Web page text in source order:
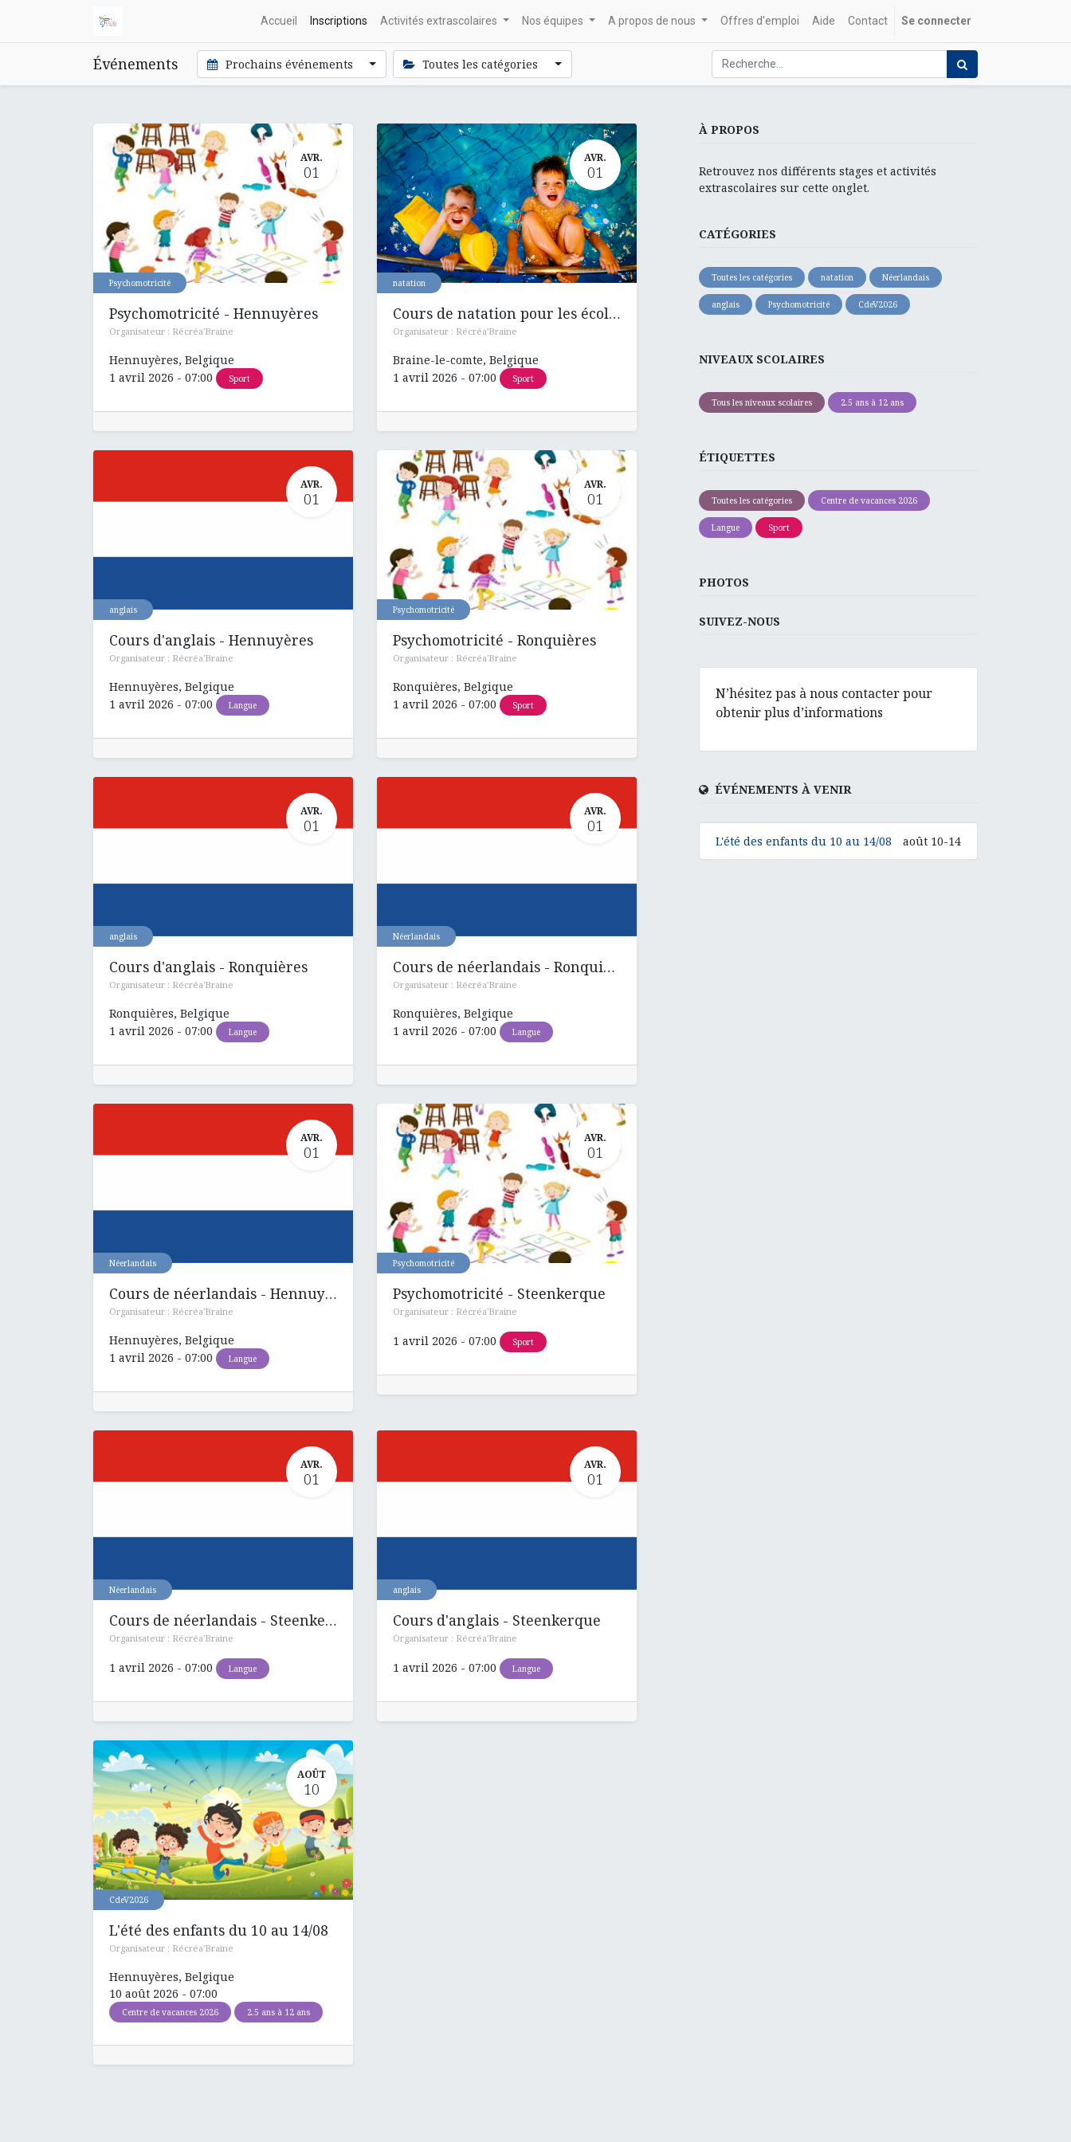
Accueil Inscriptions Activités extrascolaires Nos équipes A propos de nous Offres d'emploi Aide Contact Se connecter
Événements Prochains événements Toutes les catégories
AVR.
01
Psychomotricité
Psychomotricité - Hennuyères
Organisateur : Récréa'Braine
Hennuyères, Belgique
1 avril 2026 - 07:00 Sport
AVR.
01
natation
Cours de natation pour les écoles : Hennuyères , Ronquières et Henripont
Organisateur : Récréa'Braine
Braine-le-comte, Belgique
1 avril 2026 - 07:00 Sport
AVR.
01
anglais
Cours d'anglais - Hennuyères
Organisateur : Récréa'Braine
Hennuyères, Belgique
1 avril 2026 - 07:00 Langue
AVR.
01
Psychomotricité
Psychomotricité - Ronquières
Organisateur : Récréa'Braine
Ronquières, Belgique
1 avril 2026 - 07:00 Sport
AVR.
01
anglais
Cours d'anglais - Ronquières
Organisateur : Récréa'Braine
Ronquières, Belgique
1 avril 2026 - 07:00 Langue
AVR.
01
Néerlandais
Cours de néerlandais - Ronquières
Organisateur : Récréa'Braine
Ronquières, Belgique
1 avril 2026 - 07:00 Langue
AVR.
01
Néerlandais
Cours de néerlandais - Hennuyères
Organisateur : Récréa'Braine
Hennuyères, Belgique
1 avril 2026 - 07:00 Langue
AVR.
01
Psychomotricité
Psychomotricité - Steenkerque
Organisateur : Récréa'Braine
1 avril 2026 - 07:00 Sport
AVR.
01
Néerlandais
Cours de néerlandais - Steenkerque
Organisateur : Récréa'Braine
1 avril 2026 - 07:00 Langue
AVR.
01
anglais
Cours d'anglais - Steenkerque
Organisateur : Récréa'Braine
1 avril 2026 - 07:00 Langue
AOÛT
10
CdeV2026
L'été des enfants du 10 au 14/08
Organisateur : Récréa'Braine
Hennuyères, Belgique
10 août 2026 - 07:00
Centre de vacances 2026 2.5 ans à 12 ans
À PROPOS
Retrouvez nos différents stages et activités
extrascolaires sur cette onglet.
CATÉGORIES
Toutes les catégories natation Néerlandais
anglais Psychomotricité CdeV2026
NIVEAUX SCOLAIRES
Tous les niveaux scolaires 2.5 ans à 12 ans
ÉTIQUETTES
Toutes les catégories Centre de vacances 2026
Langue Sport
PHOTOS
SUIVEZ-NOUS
N’hésitez pas à nous contacter pour
obtenir plus d’informations
ÉVÉNEMENTS À VENIR
L'été des enfants du 10 au 14/08 août 10-14